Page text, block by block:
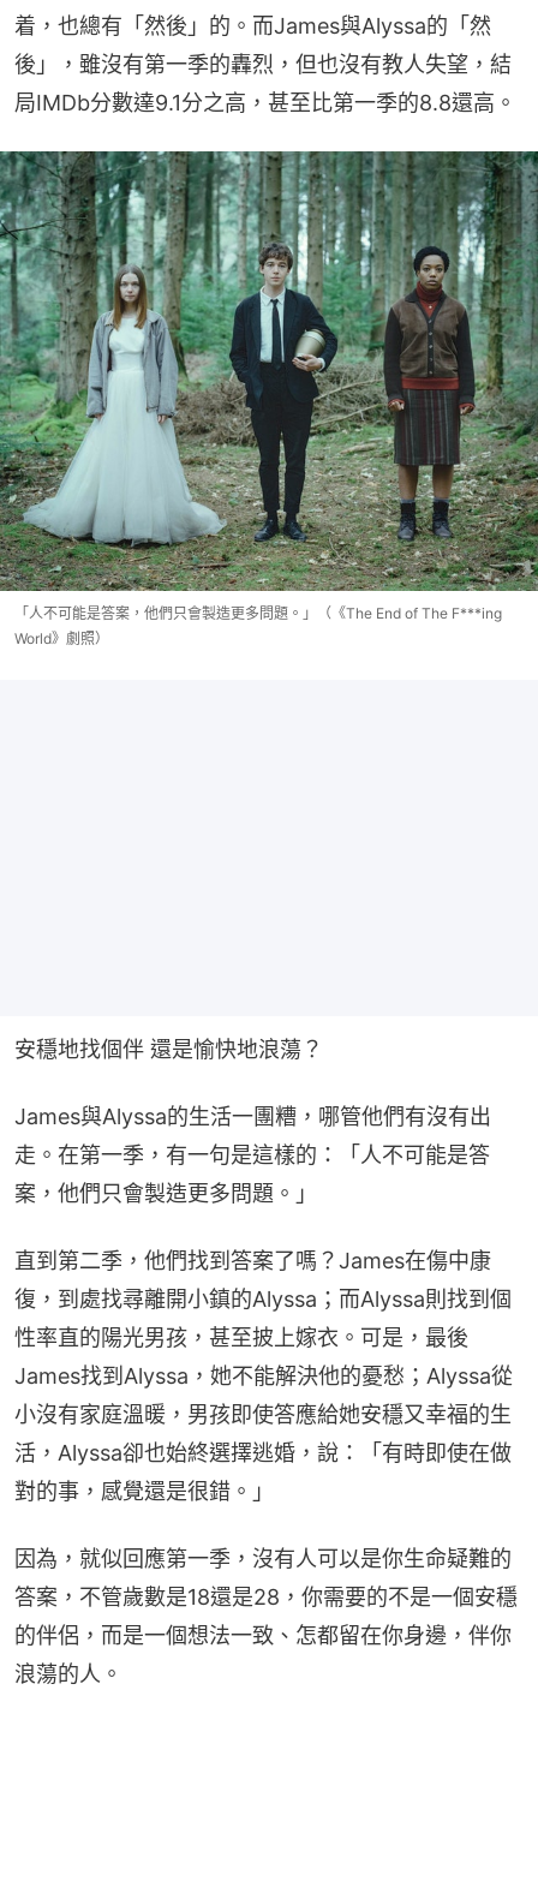
着，也總有「然後」的。而James與Alyssa的「然
後」，雖沒有第一季的轟烈，但也沒有教人失望，結
局IMDb分數達9.1分之高，甚至比第一季的8.8還高。
「人不可能是答案，他們只會製造更多問題。」（《The End of The F***ing
World》劇照）
安穩地找個伴 還是愉快地浪蕩？
James與Alyssa的生活一團糟，哪管他們有沒有出
走。在第一季，有一句是這樣的：「人不可能是答
案，他們只會製造更多問題。」
直到第二季，他們找到答案了嗎？James在傷中康
復，到處找尋離開小鎮的Alyssa；而Alyssa則找到個
性率直的陽光男孩，甚至披上嫁衣。可是，最後
James找到Alyssa，她不能解決他的憂愁；Alyssa從
小沒有家庭溫暖，男孩即使答應給她安穩又幸福的生
活，Alyssa卻也始終選擇逃婚，說：「有時即使在做
對的事，感覺還是很錯。」
因為，就似回應第一季，沒有人可以是你生命疑難的
答案，不管歲數是18還是28，你需要的不是一個安穩
的伴侶，而是一個想法一致、怎都留在你身邊，伴你
浪蕩的人。